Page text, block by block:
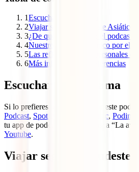
1Escuchar el programa
2Viajar seguro al Sudeste Asiático
3¿De qué hablamos en el podcast?
4Nuestro viaje radiofónico por el
5Las reflexiones más personales
6Más información y referencias
Escuchar el programa
Si lo prefieres puedes escuchar este
Podcast, Spotify Youtube Music, Podimo
tu app de podcast favorita (busca “La
Youtube.
Viajar seguro al Sudeste